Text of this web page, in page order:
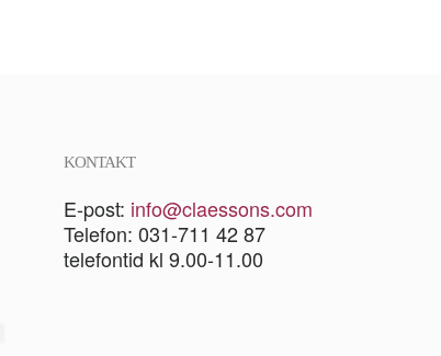
KONTAKT
E-post: info@claessons.com
Telefon: 031-711 42 87
telefontid kl 9.00-11.00